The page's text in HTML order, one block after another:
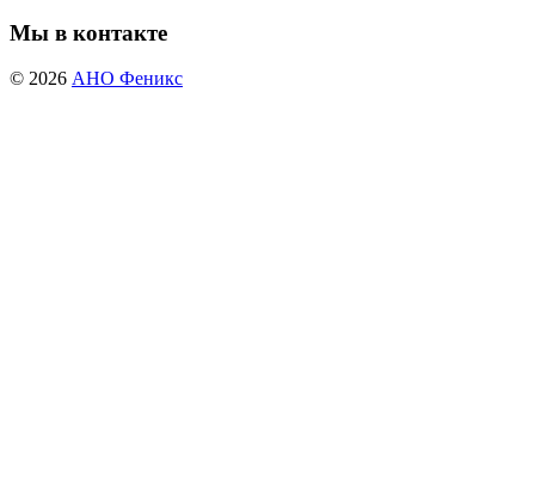
Мы в контакте
© 2026 АНО Феникс